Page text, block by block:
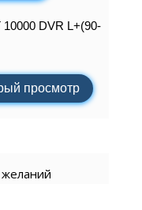
DVR L+(90-
просмотр